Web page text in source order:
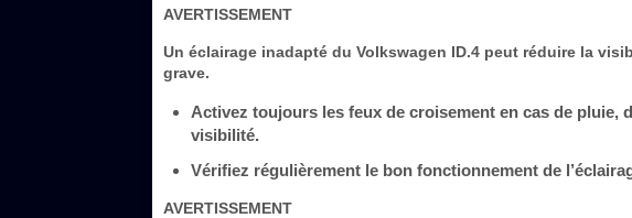
AVERTISSEMENT
Un éclairage inadapté du Volkswagen ID.4 peut réduire la
grave.
Activez toujours les feux de croisement en cas de pluie,
visibilité.
Vérifiez régulièrement le bon fonctionnement de
AVERTISSEMENT